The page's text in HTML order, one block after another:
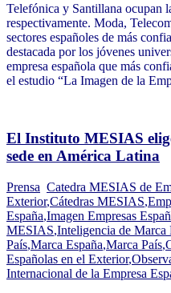
Telefónica y Santillana ocupan
respectivamente. Moda,
sectores españoles de más
destacada por los jóvenes
empresa española que más
el estudio “La Imagen de la
El Instituto MESIAS
sede en América Latina
Prensa Catedra MESIAS de
Exterior,Cátedras MESIAS,
España,Imagen Empresas
MESIAS,Inteligencia de Marca
País,Marca España,Marca País,
Españolas en el Exterior,
Internacional de la Empresa